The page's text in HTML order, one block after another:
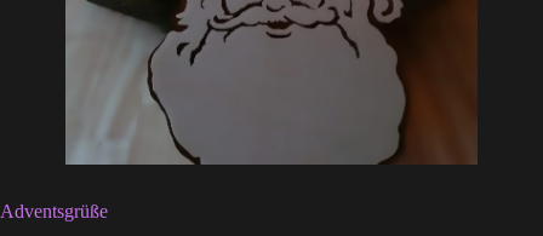
Adventsgrüße